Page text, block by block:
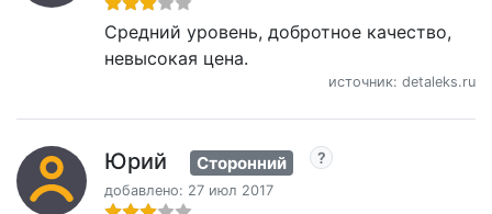
Средний уровень, добротное качество,
невысокая цена.
источник: detaleks.ru
Юрий Сторонний
добавлено: 27 июл 2017